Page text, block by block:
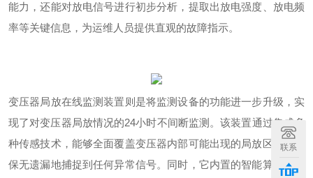
能力，还能对放电信号进行初步分析，提取出放电强度、放电频
率等关键信息，为运维人员提供直观的故障指示。
变压器局放在线监测装置则是将监测设备的功能进一步升级，实
现了对变压器局放情况的24小时不间断监测。该装置通过集成多
种传感技术，能够全面覆盖变压器内部可能出现的局放区域，确
保无遗漏地捕捉到任何异常信号。同时，它内置的智能算法能够
联系